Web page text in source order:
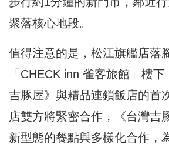
聚落核心地段。
值得注意的是，松江旗艦店落
「CHECK inn 雀客旅館」樓
吉豚屋》與精品連鎖飯店的首
店雙方將緊密合作，《台灣吉
新型態的餐點與多樣化合作，